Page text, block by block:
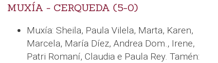
MUXÍA - CERQUEDA (5-0)
Muxía: Sheila, Paula Vilela, Marta, Karen,
Marcela, María Díez, Andrea Dom., Irene,
Patri Romaní, Claudia e Paula Rey. Tamén: